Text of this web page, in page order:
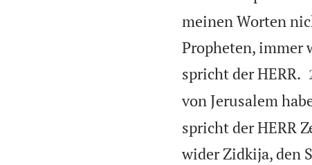
meinen Worten
Propheten, immer
spricht der HERR.
von Jerusalem
spricht der HERR
wider Zidkija, den